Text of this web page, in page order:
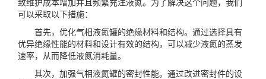
致维护成本增加并且频繁充注液氮。为了解决这个问题，我们
可以采取以下措施：
首先，优化气相液氮罐的绝缘材料和结构。通过选择具有
优异绝缘性能的材料和设计有效的结构，可以减少液氮的蒸发
速率，从而降低液氮消耗量。
其次，加强气相液氮罐的密封性能。通过改进密封件的设